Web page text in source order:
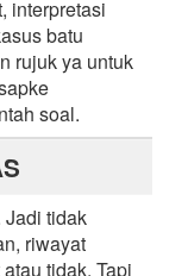
interpretasi
batu
rujuk ya untuk
soal.
Jadi tidak
riwayat
tidak. Tapi